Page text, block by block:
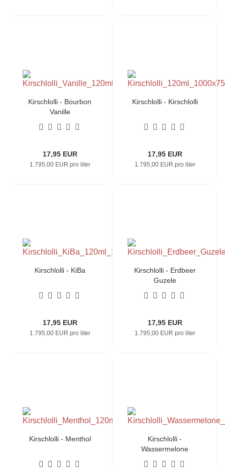
Kirschlolli - Bourbon
Vanille
17,95 EUR
1.795,00 EUR pro liter
Kirschlolli - Kirschlolli
17,95 EUR
1.795,00 EUR pro liter
Kirschlolli - KiBa
17,95 EUR
1.795,00 EUR pro liter
Kirschlolli - Erdbeer
Guzele
17,95 EUR
1.795,00 EUR pro liter
Kirschlolli - Menthol
Kirschlolli -
Wassermelone